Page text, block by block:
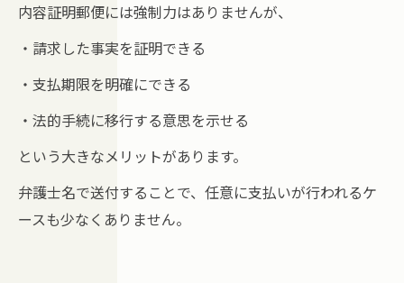
内容証明郵便には強制力はありませんが、
・請求した事実を証明できる
・支払期限を明確にできる
・法的手続に移行する意思を示せる
という大きなメリットがあります。
弁護士名で送付することで、任意に支払いが行われるケ
ースも少なくありません。